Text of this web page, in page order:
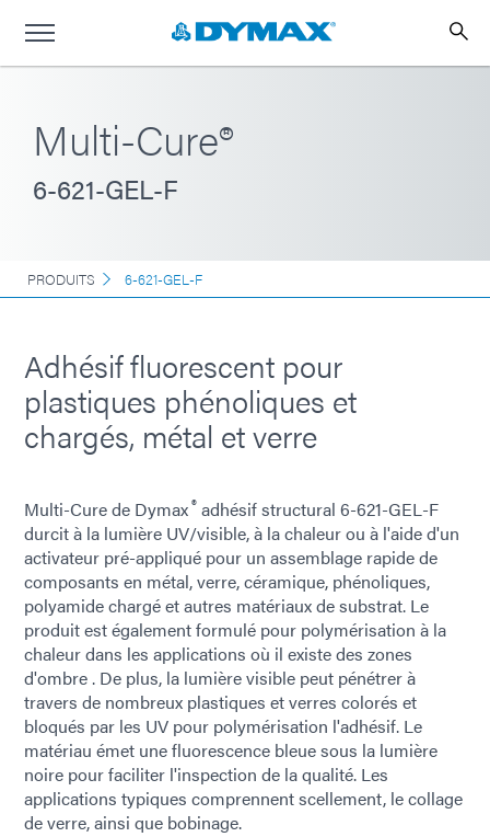
Multi-Cure®
6-621-GEL-F
PRODUITS 6-621-GEL-F
Adhésif fluorescent pour
plastiques phénoliques et
chargés, métal et verre
Multi-Cure de Dymax® adhésif structural 6-621-GEL-F
durcit à la lumière UV/visible, à la chaleur ou à l'aide d'un
activateur pré-appliqué pour un assemblage rapide de
composants en métal, verre, céramique, phénoliques,
polyamide chargé et autres matériaux de substrat. Le
produit est également formulé pour polymérisation à la
chaleur dans les applications où il existe des zones
d'ombre . De plus, la lumière visible peut pénétrer à
travers de nombreux plastiques et verres colorés et
bloqués par les UV pour polymérisation l'adhésif. Le
matériau émet une fluorescence bleue sous la lumière
noire pour faciliter l'inspection de la qualité. Les
applications typiques comprennent scellement, le collage
de verre, ainsi que bobinage.